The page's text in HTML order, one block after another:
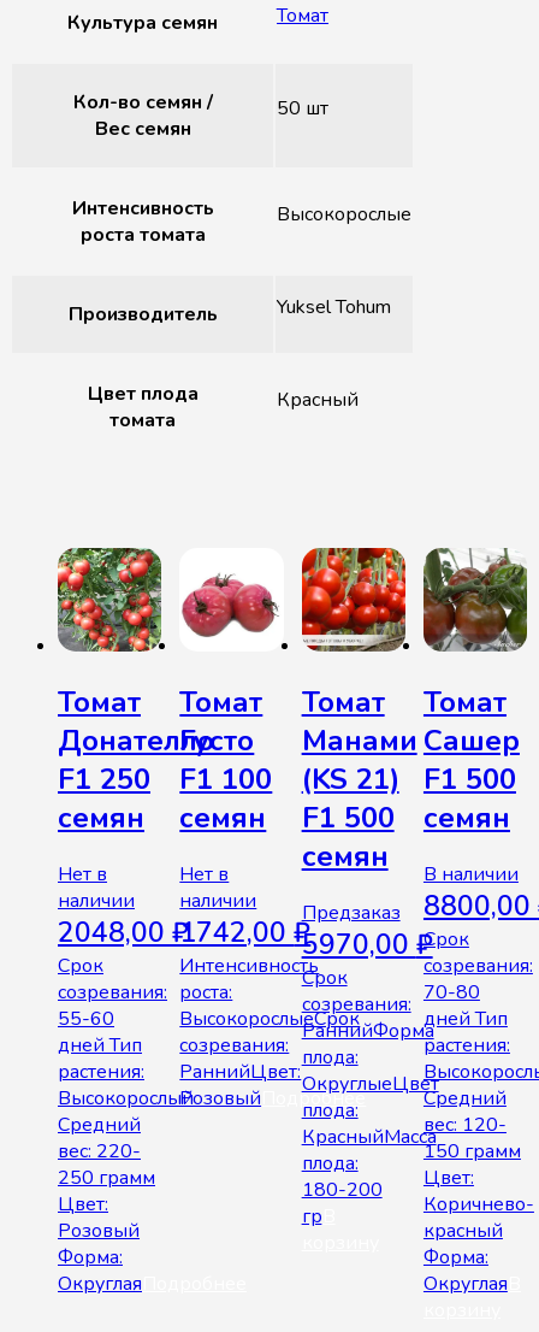
Культура семян Томат
Кол-во семян /
Вес семян
50 шт
Интенсивность
роста томата
Высокорослые
Производитель Yuksel Tohum
Цвет плода
томата
Красный
Томат
Донателло
F1 250
семян
Нет в
наличии
2048,00 ₽
Срок
созревания:
55-60
дней Тип
растения:
Высокорослый
Средний
вес: 220-
250 грамм
Цвет:
Розовый
Форма:
Округлая
Томат
Густо
F1 100
семян
Нет в
наличии
1742,00₽
Интенсивность
роста:
ВысокорослыеСрок
созревания:
РаннийЦвет:
Розовый Подробнее
Томат
Манами
(KS 21)
F1 500
семян
Предзаказ
5970,00 ₽
Срок
созревания:
РаннийФорма
плода:
ОкруглыеЦвет
плода:
КрасныйМасса
плода:
180-200
гр
Томат
Сашер
F1 500
семян
В наличии
8800,00
Срок
созревания:
70-80
дней Тип
растения:
Средний
вес: 120-
150 грамм
Цвет:
Коричнево-
красный
Форма:
Округлая